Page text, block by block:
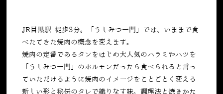
JR目黒駅 徒歩3分。「うしみつ一門」では、いままで食
べたてきた焼肉の概念を変えます。
焼肉の定番であるタンをはじめ大人気のハラミやハツを
「うしみつ一門」のホルモンだったら食べられると言っ
ていただけるように焼肉のイメージをことごとく変える
新しい形と秘伝のタレで織りなす味。調理法と焼きかた